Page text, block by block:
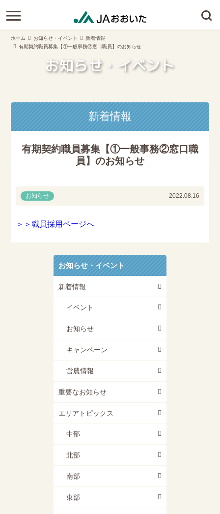
ホーム お知らせ・イベント
新着情報
有期契約職員募集【①一般事務②窓口職員】のお知らせ
お知らせ・イベント
お知らせ・イベント
新着情報
イベント
お知らせ
キャンペーン
営農情報
重要なお知らせ
エリアトピックス
中部
北部
南部
東部
新着情報
有期契約職員募集【①一般事務②窓口職
員】のお知らせ
お知らせ 2022.08.16
＞＞職員採用ページへ